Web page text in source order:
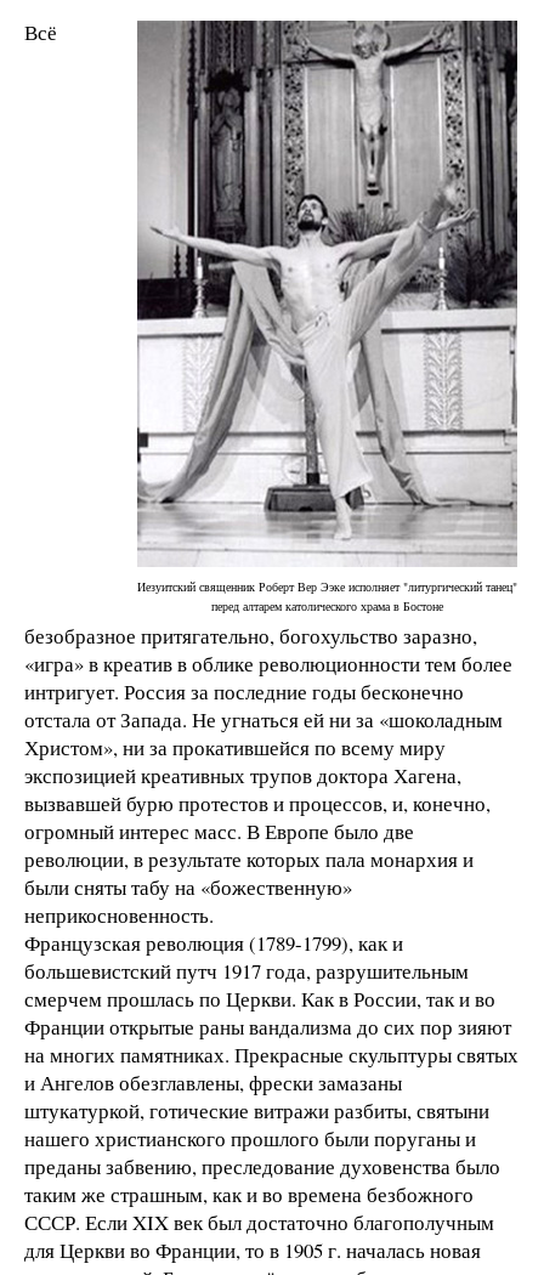
Иезуитский священник Роберт Вер Ээке исполняет "литургический танец"
перед алтарем католического храма в Бостоне
Всё
безобразное притягательно, богохульство заразно,
«игра» в креатив в облике революционности тем более
интригует. Россия за последние годы бесконечно
отстала от Запада. Не угнаться ей ни за «шоколадным
Христом», ни за прокатившейся по всему миру
экспозицией креативных трупов доктора Хагена,
вызвавшей бурю протестов и процессов, и, конечно,
огромный интерес масс. В Европе было две
революции, в результате которых пала монархия и
были сняты табу на «божественную»
неприкосновенность.
Французская революция (1789-1799), как и
большевистский путч 1917 года, разрушительным
смерчем прошлась по Церкви. Как в России, так и во
Франции открытые раны вандализма до сих пор зияют
на многих памятниках. Прекрасные скульптуры святых
и Ангелов обезглавлены, фрески замазаны
штукатуркой, готические витражи разбиты, святыни
нашего христианского прошлого были поруганы и
преданы забвению, преследование духовенства было
таким же страшным, как и во времена безбожного
СССР. Если XIX век был достаточно благополучным
для Церкви во Франции, то в 1905 г. началась новая